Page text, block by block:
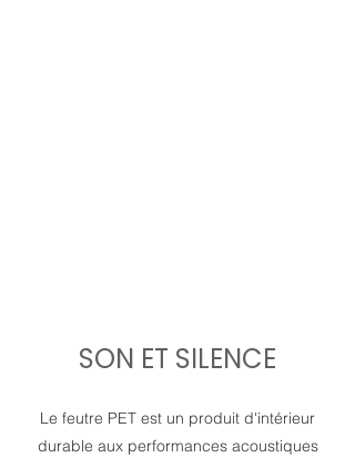
SON ET SILENCE
Le feutre PET est un produit d'intérieur
durable aux performances acoustiques